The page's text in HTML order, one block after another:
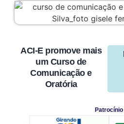
ACI-E promove mais
um Curso de
Comunicação e
Oratória
Patrocínio